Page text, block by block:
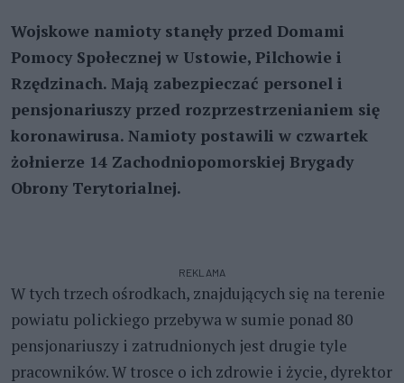
Wojskowe namioty stanęły przed Domami
Pomocy Społecznej w Ustowie, Pilchowie i
Rzędzinach. Mają zabezpieczać personel i
pensjonariuszy przed rozprzestrzenianiem się
koronawirusa. Namioty postawili w czwartek
żołnierze 14 Zachodniopomorskiej Brygady
Obrony Terytorialnej.
REKLAMA
W tych trzech ośrodkach, znajdujących się na terenie
powiatu polickiego przebywa w sumie ponad 80
pensjonariuszy i zatrudnionych jest drugie tyle
pracowników. W trosce o ich zdrowie i życie, dyrektor